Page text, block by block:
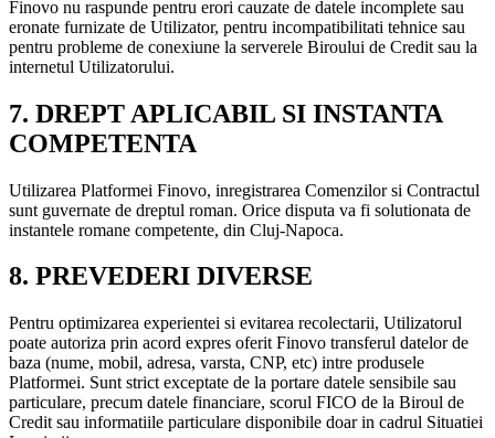
Finovo nu raspunde pentru erori cauzate de datele incomplete sau
eronate furnizate de Utilizator, pentru incompatibilitati tehnice sau
pentru probleme de conexiune la serverele Biroului de Credit sau la
internetul Utilizatorului.
7. DREPT APLICABIL SI INSTANTA
COMPETENTA
Utilizarea Platformei Finovo, inregistrarea Comenzilor si Contractul
sunt guvernate de dreptul roman. Orice disputa va fi solutionata de
instantele romane competente, din Cluj-Napoca.
8. PREVEDERI DIVERSE
Pentru optimizarea experientei si evitarea recolectarii, Utilizatorul
poate autoriza prin acord expres oferit Finovo transferul datelor de
baza (nume, mobil, adresa, varsta, CNP, etc) intre produsele
Platformei. Sunt strict exceptate de la portare datele sensibile sau
particulare, precum datele financiare, scorul FICO de la Biroul de
Credit sau informatiile particulare disponibile doar in cadrul Situatiei